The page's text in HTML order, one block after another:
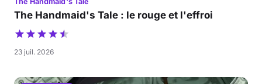
The Handmaid's Tale : le rouge et l'effroi
23 juil. 2026